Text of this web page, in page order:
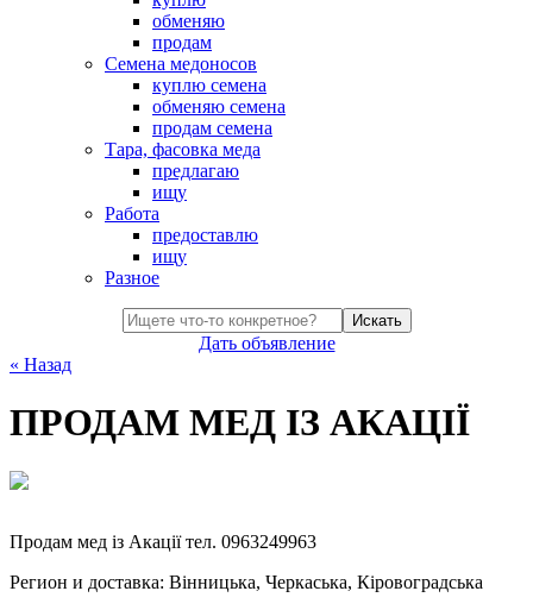
обменяю
продам
Семена медоносов
куплю семена
обменяю семена
продам семена
Тара, фасовка меда
предлагаю
ищу
Работа
предоставлю
ищу
Разное
Искать
Дать объявление
« Назад
ПРОДАМ МЕД ІЗ АКАЦІЇ
Продам мед із Акації тел. 0963249963
Регион и доставка: Вінницька, Черкаська, Кіровоградська